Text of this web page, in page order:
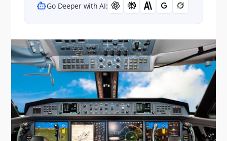
Go Deeper with AI: